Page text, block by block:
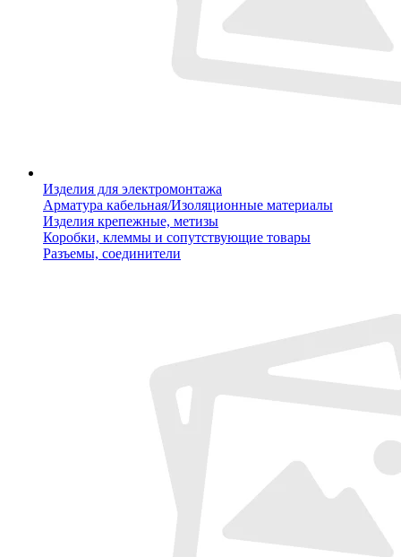
Изделия для электромонтажа
Арматура кабельная/Изоляционные материалы
Изделия крепежные, метизы
Коробки, клеммы и сопутствующие товары
Разъемы, соединители